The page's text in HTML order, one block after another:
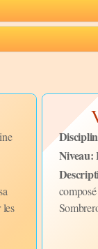
les
Niveau: